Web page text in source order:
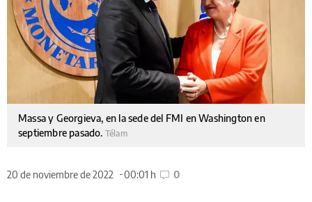
Massa y Georgieva, en la sede del FMI en Washington en
septiembre pasado. Télam
20 de noviembre de 2022 00:01 h 0